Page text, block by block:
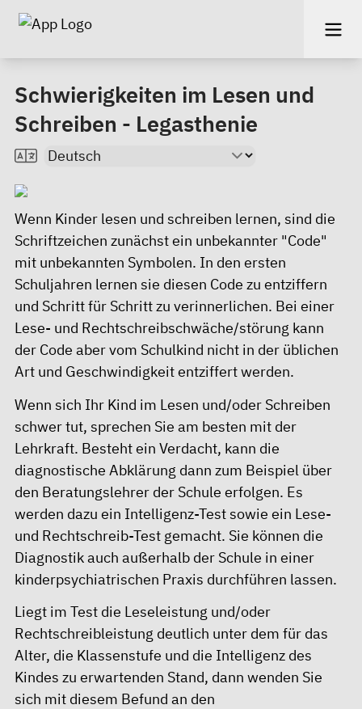
Schwierigkeiten im Lesen und
Schreiben - Legasthenie
Wenn Kinder lesen und schreiben lernen, sind die
Schriftzeichen zunächst ein unbekannter "Code"
mit unbekannten Symbolen. In den ersten
Schuljahren lernen sie diesen Code zu entziffern
und Schritt für Schritt zu verinnerlichen. Bei einer
Lese- und Rechtschreibschwäche/störung kann
der Code aber vom Schulkind nicht in der üblichen
Art und Geschwindigkeit entziffert werden.
Wenn sich Ihr Kind im Lesen und/oder Schreiben
schwer tut, sprechen Sie am besten mit der
Lehrkraft. Besteht ein Verdacht, kann die
diagnostische Abklärung dann zum Beispiel über
den Beratungslehrer der Schule erfolgen. Es
werden dazu ein Intelligenz-Test sowie ein Lese-
und Rechtschreib-Test gemacht. Sie können die
Diagnostik auch außerhalb der Schule in einer
kinderpsychiatrischen Praxis durchführen lassen.
Liegt im Test die Leseleistung und/oder
Rechtschreibleistung deutlich unter dem für das
Alter, die Klassenstufe und die Intelligenz des
Kindes zu erwartenden Stand, dann wenden Sie
sich mit diesem Befund an den